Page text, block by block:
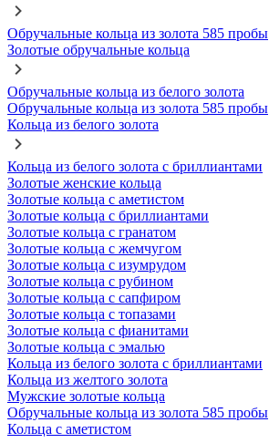
Обручальные кольца из золота 585 пробы
Золотые обручальные кольца
Обручальные кольца из белого золота
Обручальные кольца из золота 585 пробы
Кольца из белого золота
Кольца из белого золота с бриллиантами
Золотые женские кольца
Золотые кольца с аметистом
Золотые кольца с бриллиантами
Золотые кольца с гранатом
Золотые кольца с жемчугом
Золотые кольца с изумрудом
Золотые кольца с рубином
Золотые кольца с сапфиром
Золотые кольца с топазами
Золотые кольца с фианитами
Золотые кольца с эмалью
Кольца из белого золота с бриллиантами
Кольца из желтого золота
Мужские золотые кольца
Обручальные кольца из золота 585 пробы
Кольца с аметистом